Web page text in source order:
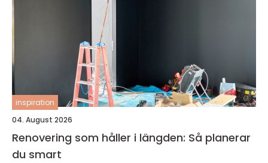
inspiration
04. August 2026
Renovering som håller i längden: Så planerar
du smart